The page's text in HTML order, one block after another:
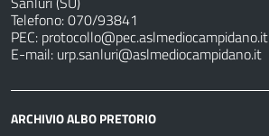
Telefono: 070/93841
PEC: protocollo@pec.aslmediocampidano.it
E-mail: urp.sanluri@aslmediocampidano.it
ARCHIVIO ALBO PRETORIO